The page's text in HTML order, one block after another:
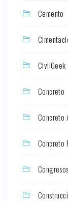
Cemento
CivilGeek
Concreto
Concreto
Concreto